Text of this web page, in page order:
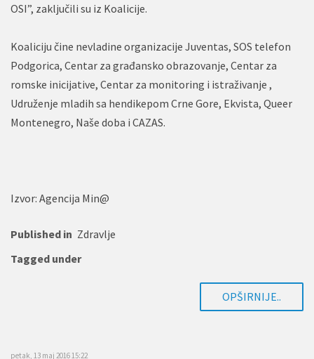
OSI”, zaključili su iz Koalicije.
Koaliciju čine nevladine organizacije Juventas, SOS telefon
Podgorica, Centar za građansko obrazovanje, Centar za
romske inicijative, Centar za monitoring i istraživanje ,
Udruženje mladih sa hendikepom Crne Gore, Ekvista, Queer
Montenegro, Naše doba i CAZAS.
Izvor: Agencija Min@
Published in Zdravlje
Tagged under
OPŠIRNIJE..
petak, 13 maj 2016 15:22